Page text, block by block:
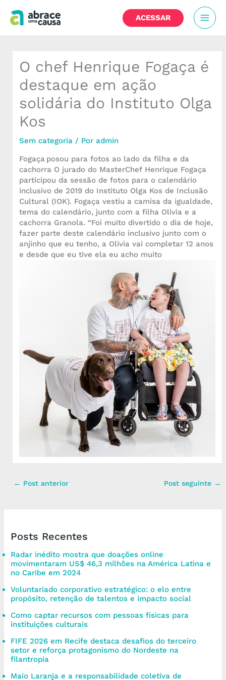
para
ACESSAR
O chef Henrique Fogaça é
destaque em ação
solidária do Instituto Olga
Kos
Sem categoria / Por admin
Fogaça posou para fotos ao lado da filha e da
cachorra O jurado do MasterChef Henrique Fogaça
participou da sessão de fotos para o calendário
inclusivo de 2019 do Instituto Olga Kos de Inclusão
Cultural (IOK). Fogaça vestiu a camisa da igualdade,
tema do calendário, junto com a filha Olivia e a
cachorra Granola. “Foi muito divertido o dia de hoje,
fazer parte deste calendário inclusivo junto com o
anjinho que eu tenho, a Olivia vai completar 12 anos
e desde que eu tive ela eu acho muito
← Post anterior Post seguinte →
Posts Recentes
Radar inédito mostra que doações online
movimentaram US$ 46,3 milhões na América Latina e
no Caribe em 2024
Voluntariado corporativo estratégico: o elo entre
propósito, retenção de talentos e impacto social
Como captar recursos com pessoas físicas para
instituições culturais
FIFE 2026 em Recife destaca desafios do terceiro
setor e reforça protagonismo do Nordeste na
filantropia
Maio Laranja e a responsabilidade coletiva de